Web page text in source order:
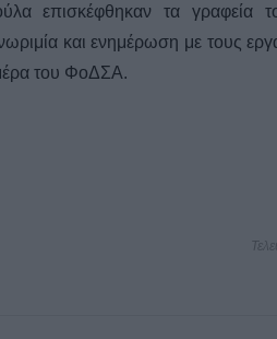
επισκέφθηκαν τα γραφεία
και ενημέρωση με τους
του ΦοΔΣΑ.